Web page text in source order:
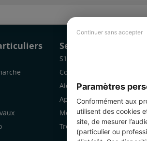
Continuer sans accepter
Paramètres
Conformément aux
utilisent des cookies
site, de mesurer
(particulier ou
Services Pro
S'inscrire
Comment ça marche
Aide
Application Mobile
Mon espace
Trouver des chantiers